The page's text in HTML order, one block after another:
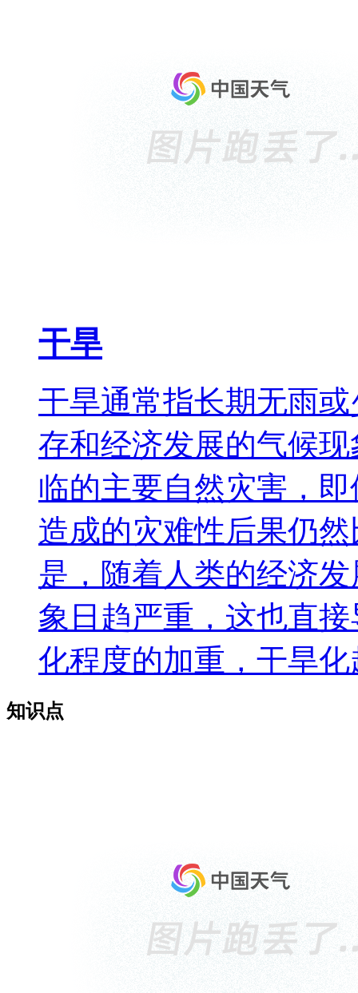
干旱
干旱通常指长期无雨
存和经济发展的气候
临的主要自然灾害，
造成的灾难性后果仍
是，随着人类的经济
象日趋严重，这也直
化程度的加重，干旱
知识点